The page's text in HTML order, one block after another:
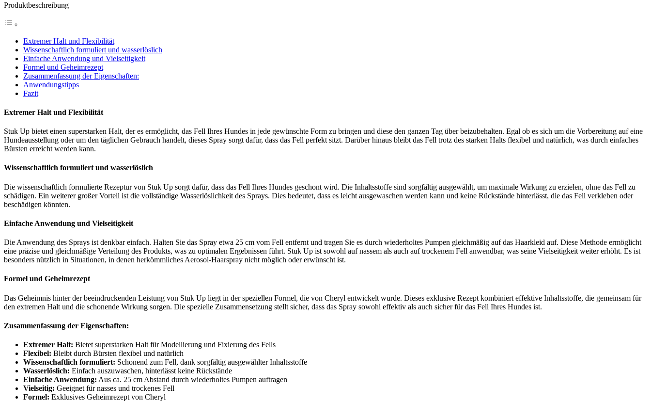
Produktbeschreibung
Extremer Halt und Flexibilität
Wissenschaftlich formuliert und wasserlöslich
Einfache Anwendung und Vielseitigkeit
Formel und Geheimrezept
Zusammenfassung der Eigenschaften:
Anwendungstipps
Fazit
Extremer Halt und Flexibilität
Stuk Up bietet einen superstarken Halt, der es ermöglicht, das Fell Ihres Hundes in jede gewünschte Form zu bringen und diese den ganzen Tag über beizubehalten. Egal ob es sich um die Vorbereitung auf eine
Hundeausstellung oder um den täglichen Gebrauch handelt, dieses Spray sorgt dafür, dass das Fell perfekt sitzt. Darüber hinaus bleibt das Fell trotz des starken Halts flexibel und natürlich, was durch einfaches
Bürsten erreicht werden kann.
Wissenschaftlich formuliert und wasserlöslich
Die wissenschaftlich formulierte Rezeptur von Stuk Up sorgt dafür, dass das Fell Ihres Hundes geschont wird. Die Inhaltsstoffe sind sorgfältig ausgewählt, um maximale Wirkung zu erzielen, ohne das Fell zu
schädigen. Ein weiterer großer Vorteil ist die vollständige Wasserlöslichkeit des Sprays. Dies bedeutet, dass es leicht ausgewaschen werden kann und keine Rückstände hinterlässt, die das Fell verkleben oder
beschädigen könnten.
Einfache Anwendung und Vielseitigkeit
Die Anwendung des Sprays ist denkbar einfach. Halten Sie das Spray etwa 25 cm vom Fell entfernt und tragen Sie es durch wiederholtes Pumpen gleichmäßig auf das Haarkleid auf. Diese Methode ermöglicht
eine präzise und gleichmäßige Verteilung des Produkts, was zu optimalen Ergebnissen führt. Stuk Up ist sowohl auf nassem als auch auf trockenem Fell anwendbar, was seine Vielseitigkeit weiter erhöht. Es ist
besonders nützlich in Situationen, in denen herkömmliches Aerosol-Haarspray nicht möglich oder erwünscht ist.
Formel und Geheimrezept
Das Geheimnis hinter der beeindruckenden Leistung von Stuk Up liegt in der speziellen Formel, die von Cheryl entwickelt wurde. Dieses exklusive Rezept kombiniert effektive Inhaltsstoffe, die gemeinsam für
den extremen Halt und die schonende Wirkung sorgen. Die spezielle Zusammensetzung stellt sicher, dass das Spray sowohl effektiv als auch sicher für das Fell Ihres Hundes ist.
Zusammenfassung der Eigenschaften:
Extremer Halt: Bietet superstarken Halt für Modellierung und Fixierung des Fells
Flexibel: Bleibt durch Bürsten flexibel und natürlich
Wissenschaftlich formuliert: Schonend zum Fell, dank sorgfältig ausgewählter Inhaltsstoffe
Wasserlöslich: Einfach auszuwaschen, hinterlässt keine Rückstände
Einfache Anwendung: Aus ca. 25 cm Abstand durch wiederholtes Pumpen auftragen
Vielseitig: Geeignet für nasses und trockenes Fell
Formel: Exklusives Geheimrezept von Cheryl